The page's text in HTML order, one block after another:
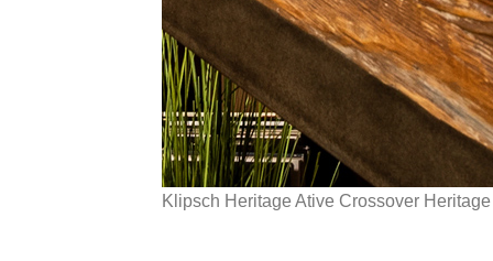
Klipsch Heritage Ative Crossover